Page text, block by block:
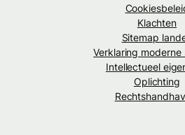
Klachten
Sitemap
Verklaring moderne
Intellectueel
Oplichting